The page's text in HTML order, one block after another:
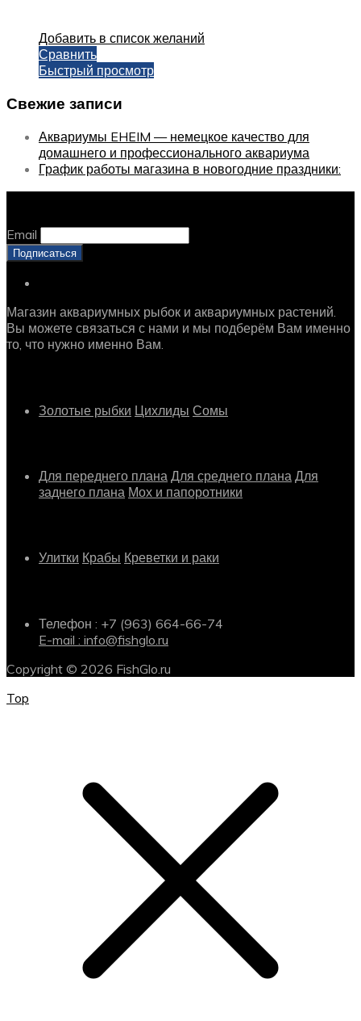
Добавить в список желаний
Сравнить
Быстрый просмотр
Свежие записи
Аквариумы EHEIM — немецкое качество для
домашнего и профессионального аквариума
График работы магазина в новогодние праздники:
Email
Магазин аквариумных рыбок и аквариумных растений.
Вы можете связаться с нами и мы подберём Вам именно
то, что нужно именно Вам.
Золотые рыбки Цихлиды Сомы
Для переднего плана Для среднего плана Для
заднего плана Мох и папоротники
Улитки Крабы Креветки и раки
Телефон : +7 (963) 664-66-74
E-mail : info@fishglo.ru
Copyright © 2026 FishGlo.ru
Top